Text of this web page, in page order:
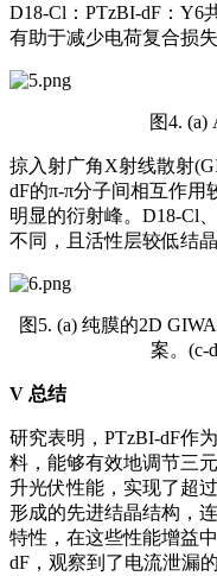
D18-Cl：PTzBI-dF：Y6
有助于减少电荷复合损
图4. (a)
掠入射广角X射线散射
dF的π-π分子间相互作用
明显的衍射峰。D18-Cl
不同，且活性层较低结
图5. (a) 纯膜的2D
案。(c-
V 总结
研究表明，PTzBI-dF作
料，能够有效地调节三
升光伏性能，实现了超
形成的先进结晶结构，
特性，在这些性能增益
dF，观察到了电流泄漏